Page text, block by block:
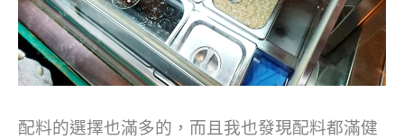
配料的選擇也滿多的，而且我也發現配料都滿健